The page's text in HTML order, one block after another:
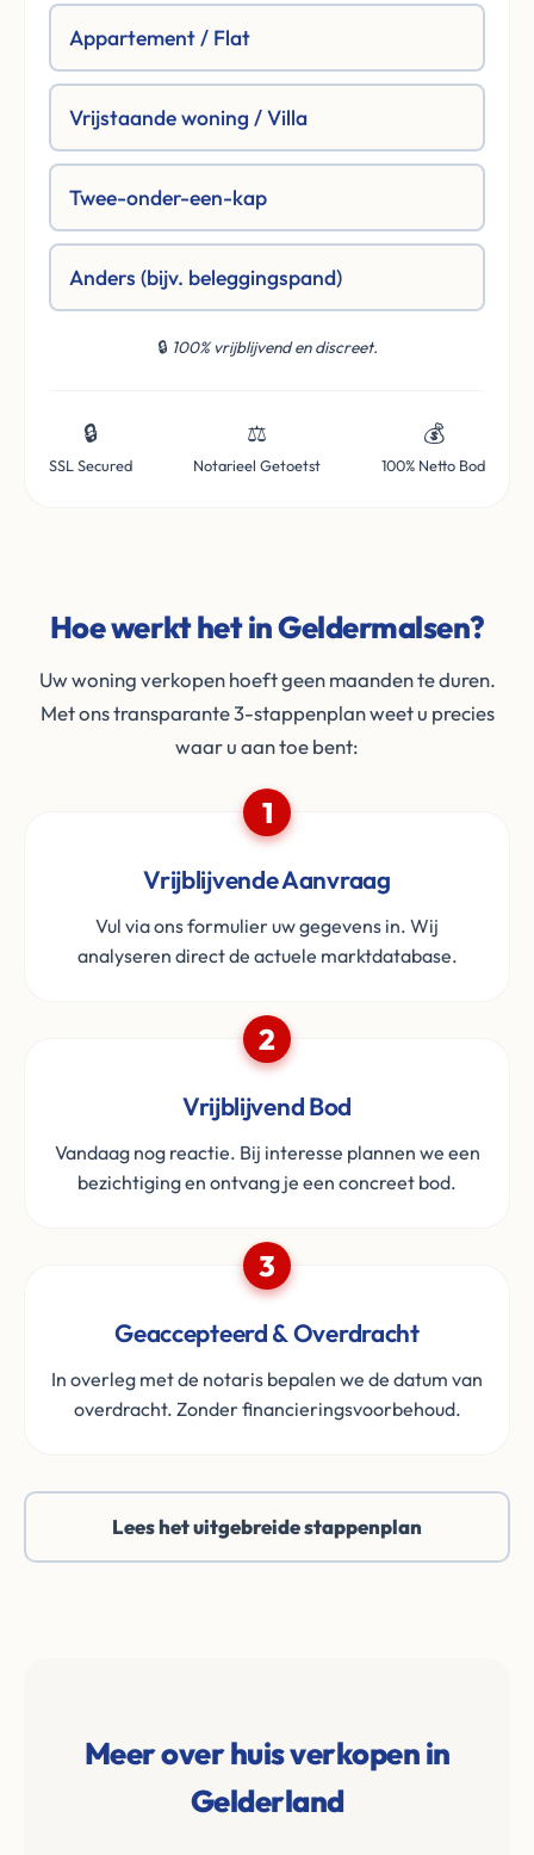
Appartement / Flat
Vrijstaande woning / Villa
Twee-onder-een-kap
Anders (bijv. beleggingspand)
🔒 100% vrijblijvend en discreet.
🔒
SSL Secured
⚖️
Notarieel Getoetst
💰
100% Netto Bod
Hoe werkt het in Geldermalsen?
Uw woning verkopen hoeft geen maanden te duren.
Met ons transparante 3-stappenplan weet u precies
waar u aan toe bent:
1
Vrijblijvende Aanvraag
Vul via ons formulier uw gegevens in. Wij
analyseren direct de actuele marktdatabase.
2
Vrijblijvend Bod
Vandaag nog reactie. Bij interesse plannen we een
bezichtiging en ontvang je een concreet bod.
3
Geaccepteerd & Overdracht
In overleg met de notaris bepalen we de datum van
overdracht. Zonder financieringsvoorbehoud.
Lees het uitgebreide stappenplan
Meer over huis verkopen in
Gelderland